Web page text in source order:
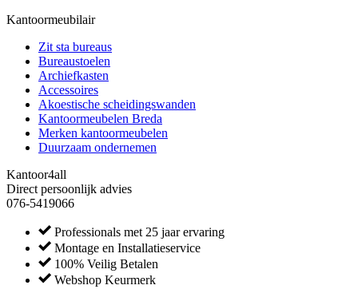
Kantoormeubilair
Zit sta bureaus
Bureaustoelen
Archiefkasten
Accessoires
Akoestische scheidingswanden
Kantoormeubelen Breda
Merken kantoormeubelen
Duurzaam ondernemen
Kantoor4all
Direct persoonlijk advies
076-5419066
Professionals met 25 jaar ervaring
Montage en Installatieservice
100% Veilig Betalen
Webshop Keurmerk